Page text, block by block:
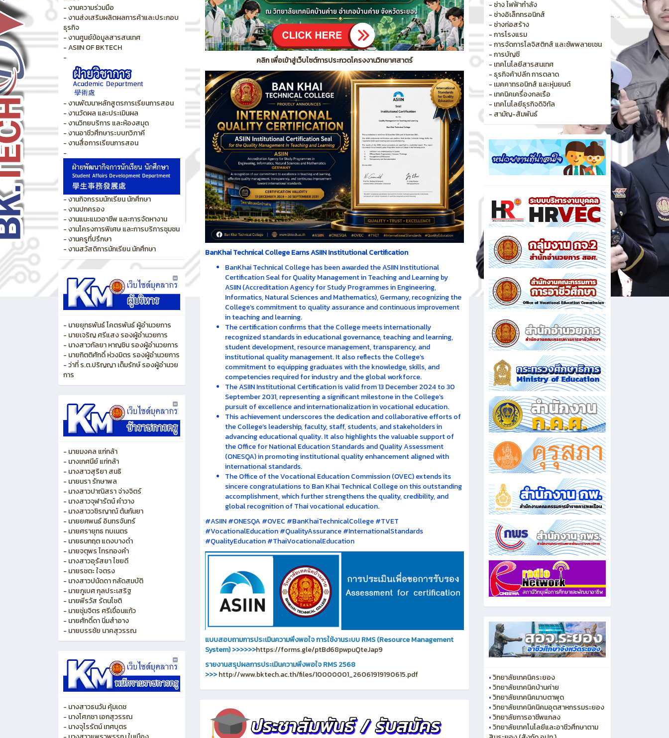
- งานความร่วมมือ
- งานส่งเสริมผลิตผลการค้าและประกอบ
ธุรกิจ
- งานศูนย์ข้อมูลสารสนเทศ
- ASIIN OF BKTECH
-
- งานพัฒนาหลักสูตรการเรียนการสอน
- งานวัดผล และประเมินผล
- งานวิทยบริการ และห้องสมุด
- งานอาชีวศึกษาระบบทวิภาคี
- งานสื่อการเรียนการสอน
-
- งานกิจกรรมนักเรียน นักศึกษา
- งานปกครอง
- งานแนะแนวอาชีพ และการจัดหางาน
- งานโครงการพิเศษ และการบริการชุมชน
- งานครูที่ปรึกษา
- งานสวัสดิการนักเรียน นักศึกษา
- นายยุทธพันธ์ โคตรพันธ์ ผู้อำนวยการ
- นายเจริญ ศรีแสง รองผู้อำนวยการ
- นางสาวกัลยา หาญชิน รองผู้อำนวยการ
- นายกิตติศักดิ์ ห่วงมิตร รองผู้อำนวยการ
- ว่าที่ ร.ต.ปริญญา เต็มรักษ์ รองผู้อำนวย
การ
- นายมงคล แก่กล้า
- นางเกศนีย์ แก่กล้า
- นางสาวสุริยา สนธิ
- นายนรา รักษาพล
- นางสาวปาณิสรา จ่างจิตร์
- นางสาวจุฬารัตน์ คำวาง
- นางสาววชิรญาณ์ ต้นกันยา
- นายยศพนธ์ อินทรจันทร์
- นายศรายุทธ ทบเนตร
- นายธนกฤต แดงบางดำ
- นายจตุพร ไทรทองคำ
- นางสาวอุรัสยา ไชยดี
- นายรชตะ ใจตรง
- นางสาวปนัดดา กลัดสมบัติ
- นายภูเบศ กุลประเสริฐ
- นายพีรวัส รัตนโชติ
- นายชุ่มจิตร ศรีเขื่อนแก้ว
- นายศักดิ์ดา นิ่มสำอาง
- นายบรรชัย นาคสุวรรณ
- นางสาวธนวัน คุ้มเดช
- นางโศภชา เอกสุวรรณ
- นางจุไรรัตน์ เทศบุตร
คลิก เพื่อเข้าสู่เว็บไซต์การประกวดโครงงานวิทยาศสาตร์
BanKhai Technical College Earns ASIIN Institutional Certification
BanKhai Technical College has been awarded the ASIIN Institutional
Certification Seal for Quality Management in Teaching and Learning by
ASIIN (Accreditation Agency for Study Programmes in Engineering,
Informatics, Natural Sciences and Mathematics), Germany, recognizing the
College’s commitment to quality assurance and continuous improvement
in teaching and learning.
The certification confirms that the College meets internationally
recognized standards in educational governance, teaching and learning,
student development, resource management, transparency, and
institutional quality management. It also reflects the College’s
commitment to equipping graduates with the knowledge, skills, and
competencies required for industry and the global workforce.
The ASIIN Institutional Certification is valid from 13 December 2024 to 30
September 2031, representing a significant milestone in the College’s
pursuit of excellence and internationalization in vocational education.
This achievement underscores the dedication and collaborative efforts of
the College’s leadership, faculty, staff, students, and stakeholders in
advancing educational quality. It also highlights the valuable support of
the Office for National Education Standards and Quality Assessment
(ONESQA) in promoting institutional quality enhancement aligned with
international standards.
The Office of the Vocational Education Commission (OVEC) extends its
sincere congratulations to Ban Khai Technical College on this outstanding
accomplishment, which further strengthens the quality, credibility, and
global recognition of Thai vocational education.
#ASIIN #ONESQA #OVEC #BanKhaiTechnicalCollege #TVET
#VocationalEducation #QualityAssurance #InternationalStandards
#QualityEducation #ThaiVocationalEducation
แบบสอบถามการประเมินความพึงพอใจ การใช้งานระบบ RMS (Resource Management
System)>>>>>>https://forms.gle/ptBd68pwpuQteJap9
รายงานสรุปผลการประเมินความพึงพอใจ RMS 2568
>>>http://www.bktech.ac.th/files/10000001_26061919190615.pdf
- ช่าง ไฟฟ้ากำลัง
- ช่างอิเล็กทรอนิกส์
- ช่างก่อสร้าง
- การโรงแรม
- การจัดการโลจิสติกส์ และซัพพลายเชน
- การบัญชี
- เทคโนโลยีสารสนเทศ
- ธุรกิจค้าปลีก การตลาด
- เมคคาทรอนิกส์ และหุ่นยนต์
- เทคนิคเครื่องกลเรือ
- เทคโนโลยีธุรกิจดิจิทัล
- สามัญ-สัมพันธ์
•วิทยาลัยเทคนิคระยอง
•วิทยาลัยเทคนิคบ้านค่าย
•วิทยาลัยเทคนิคมาบตาพุด
•วิทยาลัยเทคนิคนิคมอุตสาหกรรมระยอง
•วิทยาลัยการอาชีพแกลง
•วิทยาลัยเทคโนโลยีและอาชีวศึกษาตาม